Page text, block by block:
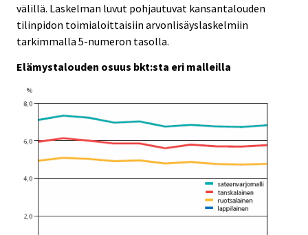
välillä. Laskelman luvut pohjautuvat kansantalouden
tilinpidon toimialoittaisiin arvonlisäyslaskelmiin
tarkimmalla 5-numeron tasolla.
Elämystalouden osuus bkt:sta eri malleilla